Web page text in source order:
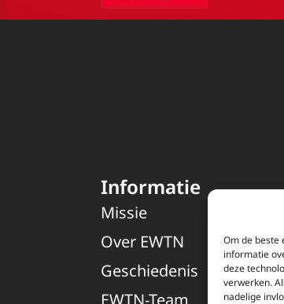
Om de beste
informatie
deze
verwerken.
nadelige
Informatie
Missie
Over EWTN
Geschiedenis
EWTN-Team